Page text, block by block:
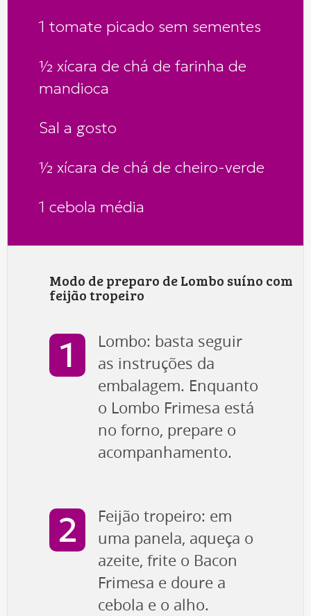
1 tomate picado sem sementes
½ xícara de chá de farinha de
mandioca
Sal a gosto
½ xícara de chá de cheiro-verde
1 cebola média
Modo de preparo de Lombo suíno com
feijão tropeiro
Lombo: basta seguir
as instruções da
embalagem. Enquanto
o Lombo Frimesa está
no forno, prepare o
acompanhamento.
Feijão tropeiro: em
uma panela, aqueça o
azeite, frite o Bacon
Frimesa e doure a
cebola e o alho.